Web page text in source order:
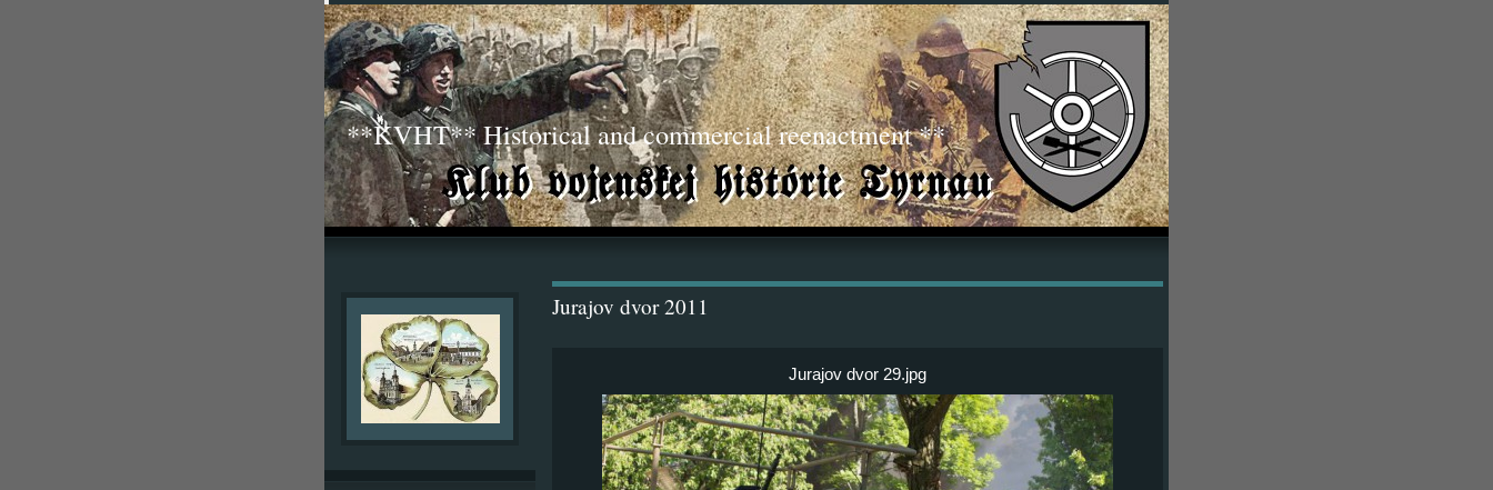
**KVHT** Historical and commercial reenactment **
Jurajov dvor 2011
Jurajov dvor 29.jpg